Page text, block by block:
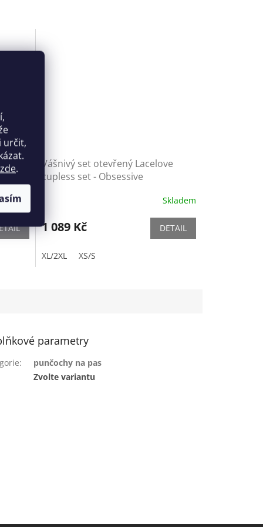
určit,
zde.-
Vášnivý set otevřený Lacelove
cupless set - Obsessive
Skladem
1 089 Kč DETAIL
XL/2XL XS/S
parametry
:
punčochy na pas
Zvolte variantu